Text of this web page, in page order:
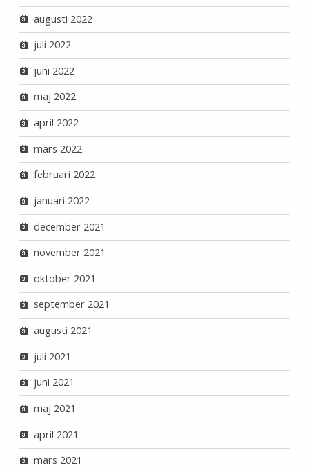
augusti 2022
juli 2022
juni 2022
maj 2022
april 2022
mars 2022
februari 2022
januari 2022
december 2021
november 2021
oktober 2021
september 2021
augusti 2021
juli 2021
juni 2021
maj 2021
april 2021
mars 2021